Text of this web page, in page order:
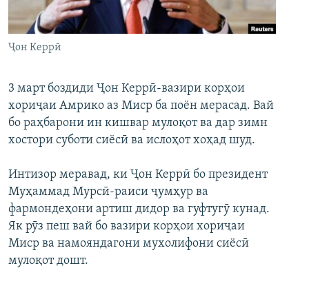
ГУЗОРИШҲОИ РАДИОӢ
Русский
Ҷон Керрӣ
3 март боздиди Ҷон Керрӣ-вазири корҳои
хориҷаи Амрико аз Миср ба поён мерасад. Вай
бо раҳбарони ин кишвар мулоқот ва дар зимн
хостори суботи сиёсӣ ва ислоҳот хоҳад шуд.
Интизор меравад, ки Ҷон Керрӣ бо президент
Муҳаммад Мурсӣ-раиси ҷумҳур ва
фармондеҳони артиш дидор ва гуфтугӯ кунад.
Як рӯз пеш вай бо вазири корҳои хориҷаи
Миср ва намояндагони мухолифони сиёсӣ
мулоқот дошт.